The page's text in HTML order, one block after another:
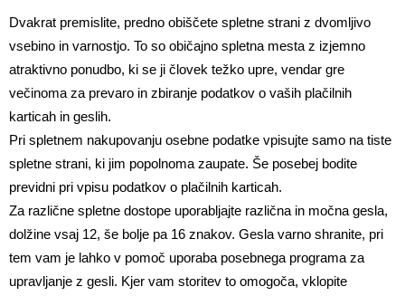
Dvakrat premislite, predno obiščete spletne strani z dvomljivo
vsebino in varnostjo. To so običajno spletna mesta z izjemno
atraktivno ponudbo, ki se ji človek težko upre, vendar gre
večinoma za prevaro in zbiranje podatkov o vaših plačilnih
karticah in geslih.
Pri spletnem nakupovanju osebne podatke vpisujte samo na tiste
spletne strani, ki jim popolnoma zaupate. Še posebej bodite
previdni pri vpisu podatkov o plačilnih karticah.
Za različne spletne dostope uporabljajte različna in močna gesla,
dolžine vsaj 12, še bolje pa 16 znakov. Gesla varno shranite, pri
tem vam je lahko v pomoč uporaba posebnega programa za
upravljanje z gesli. Kjer vam storitev to omogoča, vklopite